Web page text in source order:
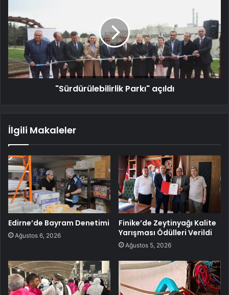
"Sürdürülebilirlik Parkı" açıldı
İlgili Makaleler
Edirne’de Bayram Denetimi
Ağustos 6, 2026
Finike’de Zeytinyağı Kalite
Yarışması Ödülleri Verildi
Ağustos 5, 2026